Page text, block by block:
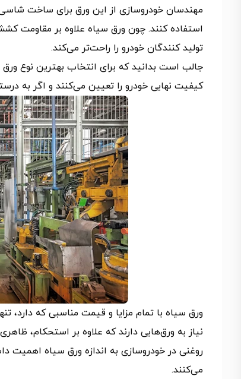
مهندسان خودروسازی از این ورق برای ساخت
استفاده کنند. چون ورق سیاه علاوه بر مقاومت
تولید کنندگان خودرو را راحت‌تر می‌کند.
جالب است بدانید که برای انتخاب بهترین نوع
کیفیت نهایی خودرو را تعیین می‌کنند و اگر به
ورق سیاه با تمام مزایا و قیمت مناسبی که
نیاز به ورق‌هایی دارند که علاوه بر استحکام،
روغنی در خودروسازی به اندازه ورق سیاه اهمیت
می‌کنند.